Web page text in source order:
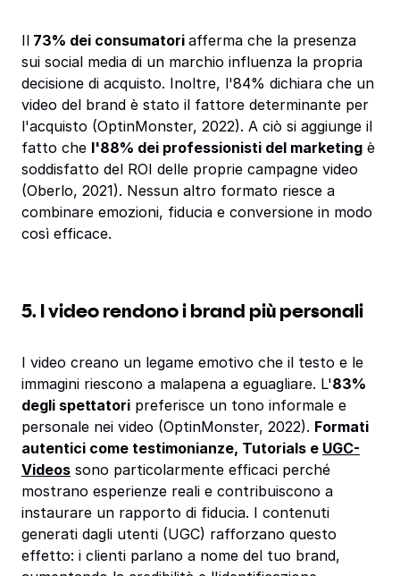
Il 73% dei consumatori afferma che la presenza
sui social media di un marchio influenza la propria
decisione di acquisto. Inoltre, l'84% dichiara che un
video del brand è stato il fattore determinante per
l'acquisto (OptinMonster, 2022). A ciò si aggiunge il
fatto che l'88% dei professionisti del marketing è
soddisfatto del ROI delle proprie campagne video
(Oberlo, 2021). Nessun altro formato riesce a
combinare emozioni, fiducia e conversione in modo
così efficace.
5. I video rendono i brand più personali
I video creano un legame emotivo che il testo e le
immagini riescono a malapena a eguagliare. L'83%
degli spettatori preferisce un tono informale e
personale nei video (OptinMonster, 2022). Formati
autentici come testimonianze, Tutorials e UGC-
Videos sono particolarmente efficaci perché
mostrano esperienze reali e contribuiscono a
instaurare un rapporto di fiducia. I contenuti
generati dagli utenti (UGC) rafforzano questo
effetto: i clienti parlano a nome del tuo brand,